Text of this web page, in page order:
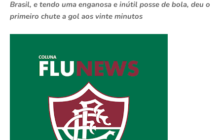
Brasil, e tendo uma enganosa e inútil posse de bola, deu o
primeiro chute a gol aos vinte minutos